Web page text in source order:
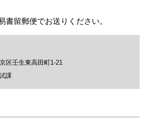
書留郵便でお送りください。
区壬生東高田町1-21
課